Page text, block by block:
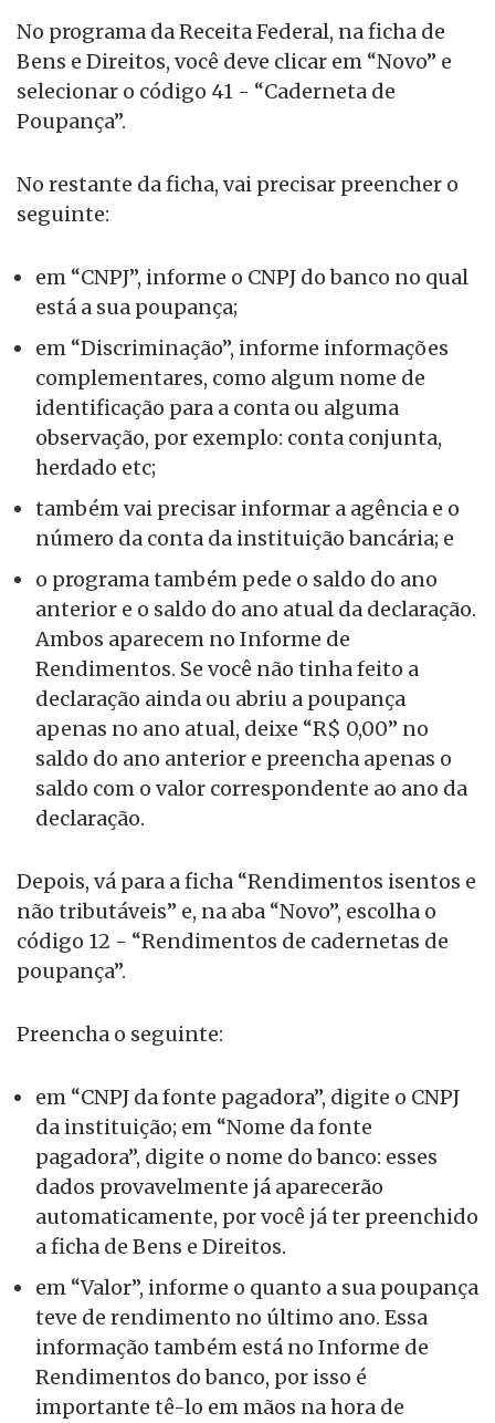
No programa da Receita Federal, na ficha de
Bens e Direitos, você deve clicar em “Novo” e
selecionar o código 41 - “Caderneta de
Poupança”.
No restante da ficha, vai precisar preencher o
seguinte:
em “CNPJ”, informe o CNPJ do banco no qual
está a sua poupança;
em “Discriminação”, informe informações
complementares, como algum nome de
identificação para a conta ou alguma
observação, por exemplo: conta conjunta,
herdado etc;
também vai precisar informar a agência e o
número da conta da instituição bancária; e
o programa também pede o saldo do ano
anterior e o saldo do ano atual da declaração.
Ambos aparecem no Informe de
Rendimentos. Se você não tinha feito a
declaração ainda ou abriu a poupança
apenas no ano atual, deixe “R$ 0,00” no
saldo do ano anterior e preencha apenas o
saldo com o valor correspondente ao ano da
declaração.
Depois, vá para a ficha “Rendimentos isentos e
não tributáveis” e, na aba “Novo”, escolha o
código 12 - “Rendimentos de cadernetas de
poupança”.
Preencha o seguinte:
em “CNPJ da fonte pagadora”, digite o CNPJ
da instituição; em “Nome da fonte
pagadora”, digite o nome do banco: esses
dados provavelmente já aparecerão
automaticamente, por você já ter preenchido
a ficha de Bens e Direitos.
em “Valor”, informe o quanto a sua poupança
teve de rendimento no último ano. Essa
informação também está no Informe de
Rendimentos do banco, por isso é
importante tê-lo em mãos na hora de